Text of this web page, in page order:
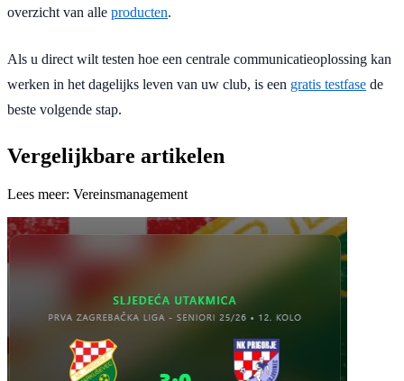
overzicht van alle producten.
Als u direct wilt testen hoe een centrale communicatieoplossing kan
werken in het dagelijks leven van uw club, is een gratis testfase de
beste volgende stap.
Vergelijkbare artikelen
Lees meer: Vereinsmanagement